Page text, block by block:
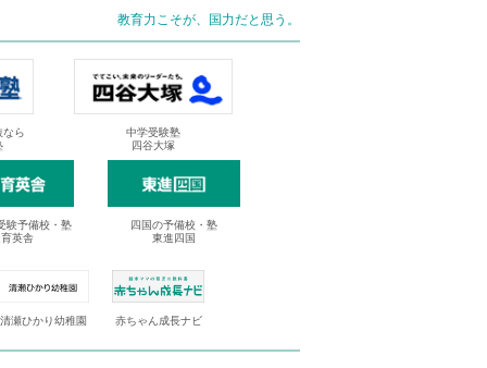
教育力こそが、国力だと思う。
なら
中学受験塾
四谷大塚
験予備校・塾
英舎
四国の予備校・塾
東進四国
清瀬ひかり幼稚園 赤ちゃん成長ナビ